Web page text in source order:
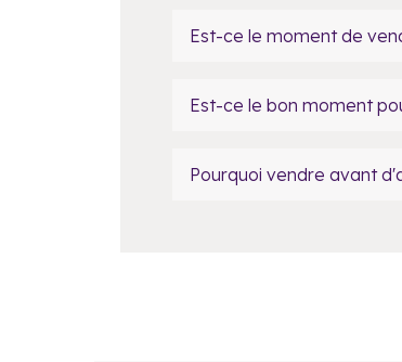
Est-ce le moment de
Est-ce le bon moment
Pourquoi vendre avant